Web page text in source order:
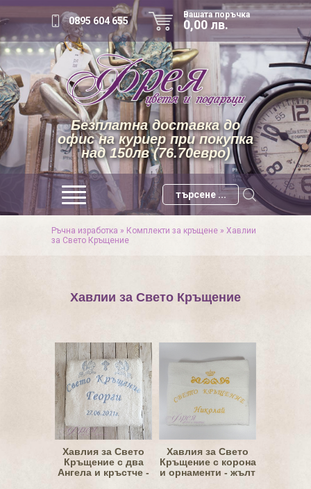
0895 604 655
Вашата поръчка
0,00 лв.
Безплатна доставка до
офис на куриер при покупка
над 150лв (76.70евро)
Ръчна изработка » Комплекти за кръщене » Хавлии
за Свето Кръщение
Хавлии за Свето Кръщение
Хавлия за Свето
Кръщение с два
Ангела и кръстче -
Хавлия за Свето
Кръщение с корона
и орнаменти - жълт